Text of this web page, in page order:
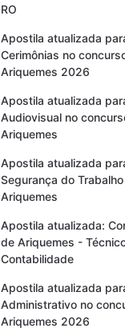
RO
Apostila atualizada
Cerimônias no
Ariquemes 2026
Apostila atualizada
Audiovisual no
Ariquemes
Apostila atualizada
Segurança do
Ariquemes
Apostila atualizada:
de Ariquemes -
Contabilidade
Apostila atualizada
Administrativo no
Ariquemes 2026